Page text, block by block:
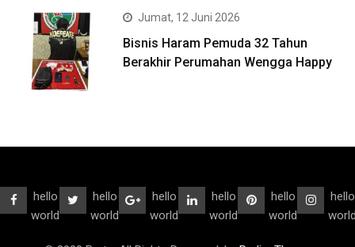
Jumat, 12 Juni 2026
Bisnis Haram Pemuda 32 Tahun
Berakhir Perumahan Wengga Happy
hello
world
hello
world
hello
world
hello
world
hello
world
hello